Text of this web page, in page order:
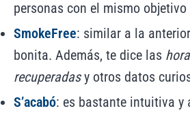
personas con el mismo objetivo
SmokeFree: similar a la
bonita. Además, te dice las
recuperadasy otros datos
S’acabó: es bastante intuitiva y